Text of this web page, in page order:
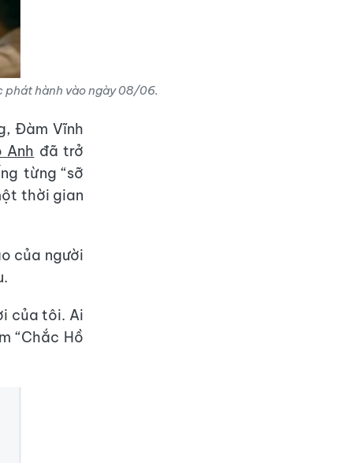
phát hành vào ngày 08/06.
Đàm Vĩnh
Anh đã trở
từng “sỡ
thời gian
của người
của tôi. Ai
“Chắc Hồ